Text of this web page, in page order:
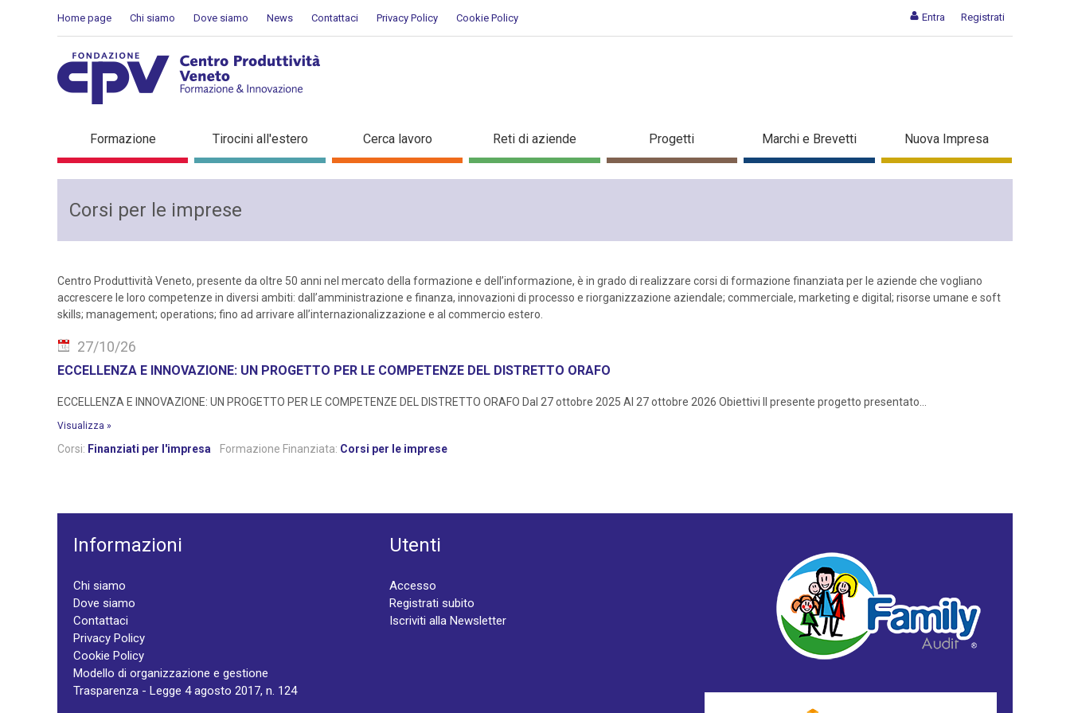
Entra Registrati
Home page Chi siamo Dove siamo News Contattaci Privacy Policy Cookie Policy
Corso formazione saldatura
Formazione Tirocini all'estero Cerca lavoro Reti di aziende Progetti Marchi e Brevetti Nuova Impresa
Corsi per le imprese
Centro Produttività Veneto, presente da oltre 50 anni nel mercato della formazione e dell’informazione, è in grado di realizzare corsi di formazione finanziata per le aziende che vogliano
accrescere le loro competenze in diversi ambiti: dall’amministrazione e finanza, innovazioni di processo e riorganizzazione aziendale; commerciale, marketing e digital; risorse umane e soft
skills; management; operations; fino ad arrivare all’internazionalizzazione e al commercio estero.
ECCELLENZA E INNOVAZIONE: UN PROGETTO PER LE COMPETENZE DEL DISTRETTO ORAFO
ECCELLENZA E INNOVAZIONE: UN PROGETTO PER LE COMPETENZE DEL DISTRETTO ORAFO Dal 27 ottobre 2025 Al 27 ottobre 2026 Obiettivi Il presente progetto presentato...
Visualizza »
Corsi: Finanziati per l'impresa Formazione Finanziata: Corsi per le imprese
27/10/26
Informazioni
Chi siamo
Dove siamo
Contattaci
Privacy Policy
Cookie Policy
Modello di organizzazione e gestione
Trasparenza - Legge 4 agosto 2017, n. 124
Utenti
Accesso
Registrati subito
Iscriviti alla Newsletter